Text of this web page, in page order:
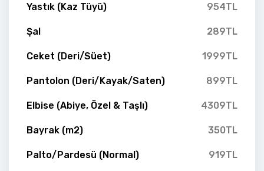
Yastık (Kaz Tüyü) 954TL
Şal 289TL
Ceket (Deri/Süet) 1999TL
Pantolon (Deri/Kayak/Saten) 899TL
Elbise (Abiye, Özel & Taşlı) 4309TL
Bayrak (m2) 350TL
Palto/Pardesü (Normal) 919TL